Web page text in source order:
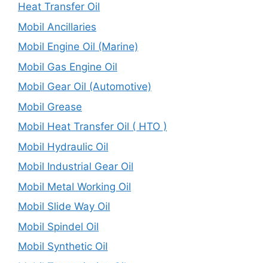
Heat Transfer Oil
Mobil Ancillaries
Mobil Engine Oil (Marine)
Mobil Gas Engine Oil
Mobil Gear Oil (Automotive)
Mobil Grease
Mobil Heat Transfer Oil ( HTO )
Mobil Hydraulic Oil
Mobil Industrial Gear Oil
Mobil Metal Working Oil
Mobil Slide Way Oil
Mobil Spindel Oil
Mobil Synthetic Oil